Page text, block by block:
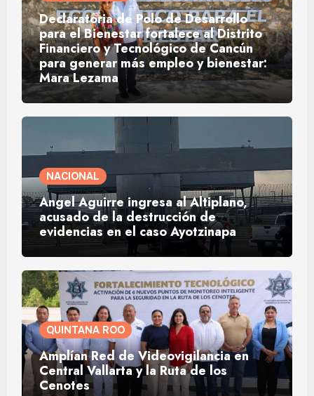
Declaratoria de Polo de Desarrollo
para el Bienestar fortalece al Distrito
Financiero y Tecnológico de Cancún
para generar más empleo y bienestar:
Mara Lezama
NACIONAL
Ángel Aguirre ingresa al Altiplano,
acusado de la destrucción de
evidencias en el caso Ayotzinapa
QUINTANA ROO
Amplían Red de Videovigilancia en
Central Vallarta y la Ruta de los
Cenotes